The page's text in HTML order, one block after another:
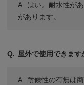
はい。耐水性が
があります。
屋外で使用できます
耐候性の有無は